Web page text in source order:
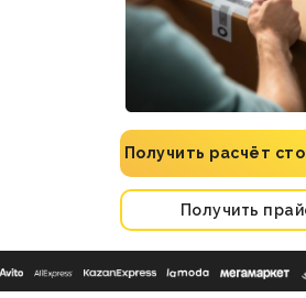
Получить расчёт
Получить